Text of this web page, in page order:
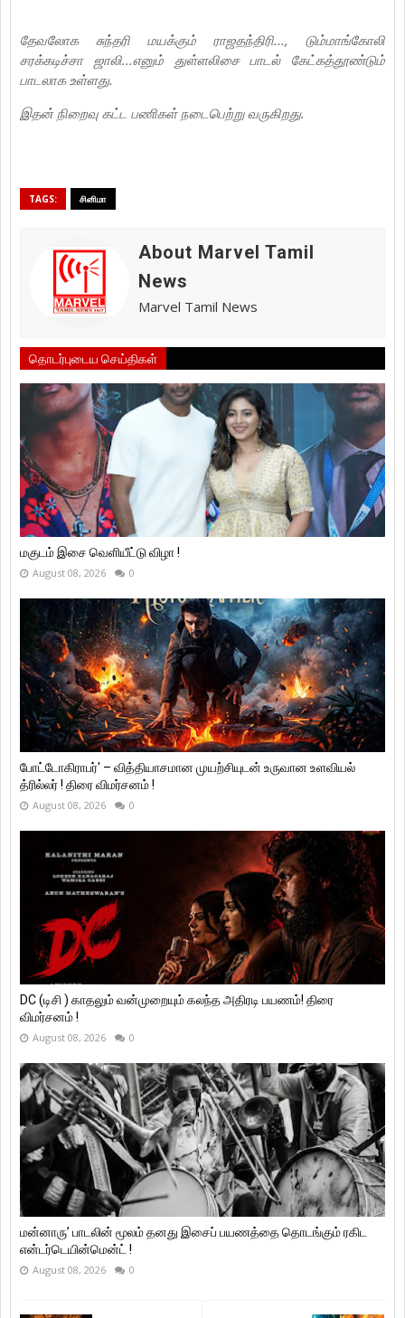
தேவலோக சுந்தரி மயக்கும் ராஜதந்திரி..., டும்மாங்கோலி
சரக்கடிச்சா ஜாலி...எனும் துள்ளலிசை பாடல் கேட்கத்தூண்டும்
பாடலாக உள்ளது.
இதன் நிறைவு கட்ட பணிகள் நடைபெற்று வருகிறது.
TAGS: சினிமா
About Marvel Tamil
News
Marvel Tamil News
தொடர்புடைய செய்திகள்
மகுடம் இசை வெளியீட்டு விழா !
August 08, 2026 0
போட்டோகிராபர்' – வித்தியாசமான முயற்சியுடன் உருவான உளவியல்
த்ரில்லர் ! திரை விமர்சனம் !
August 08, 2026 0
DC (டிசி ) காதலும் வன்முறையும் கலந்த அதிரடி பயணம்! திரை
விமர்சனம் !
August 08, 2026 0
மன்னாரு’ பாடலின் மூலம் தனது இசைப் பயணத்தை தொடங்கும் ரகிட
என்டர்டெயின்மென்ட் !
August 08, 2026 0